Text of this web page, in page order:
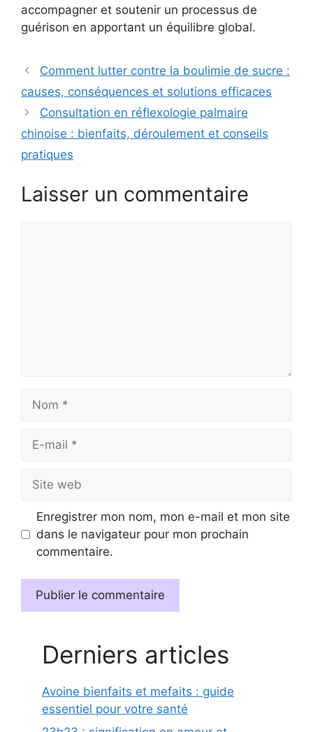
accompagner et soutenir un processus de
guérison en apportant un équilibre global.
Comment lutter contre la boulimie de sucre :
causes, conséquences et solutions efficaces
Consultation en réflexologie palmaire
chinoise : bienfaits, déroulement et conseils
pratiques
Laisser un commentaire
Nom
Site
web
Enregistrer mon nom, mon e-mail et mon site
dans le navigateur pour mon prochain
commentaire.
Derniers articles
Avoine bienfaits et mefaits : guide
essentiel pour votre santé